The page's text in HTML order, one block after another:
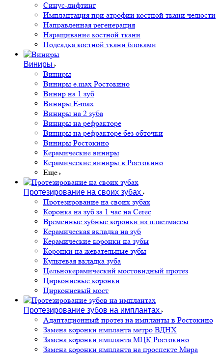
Cинус-лифтинг
Имплантация при атрофии костной ткани челюсти
Направленная регенерация
Наращивание костной ткани
Подсадка костной ткани блоками
Виниры
Виниры
Виниры e.max Ростокино
Винир на 1 зуб
Виниры E-max
Виниры на 2 зуба
Виниры на рефракторе
Виниры на рефракторе без обточки
Виниры Ростокино
Керамические виниры
Керамические виниры в Ростокино
Еще
Протезирование на своих зубах
Протезирование на своих зубах
Коронка на зуб за 1 час на Cerec
Временные зубные коронки из пластмассы
Керамическая вкладка на зуб
Керамические коронки на зубы
Коронки на жевательные зубы
Культевая вкладка зуба
Цельнокерамический мостовидный протез
Циркониевые коронки
Циркониевый мост
Протезирование зубов на имплантах
Адаптационный протез на импланты в Ростокино
Замена коронки импланта метро ВДНХ
Замена коронки импланта МЦК Ростокино
Замена коронки импланта на проспекте Мира